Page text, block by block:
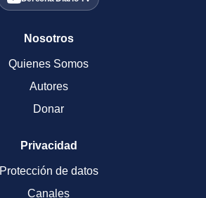
Nosotros
Quienes Somos
Autores
Donar
Privacidad
Protección de datos
Canales